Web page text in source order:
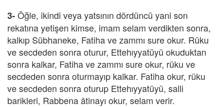
3-Öğle, ikindi veya yatsının dördüncü yani son
rekatına yetişen kimse, imam selam verdikten sonra,
kalkıp Sübhaneke, Fatiha ve zammı sure okur. Rüku
ve secdeden sonra oturur, Ettehıyyatüyü okuduktan
sonra kalkar, Fatiha ve zammı sure okur, rüku ve
secdeden sonra oturmayıp kalkar. Fatiha okur, rüku
ve secdeden sonra oturup Ettehıyyatüyü, salli
barikleri, Rabbena âtinayı okur, selam verir.